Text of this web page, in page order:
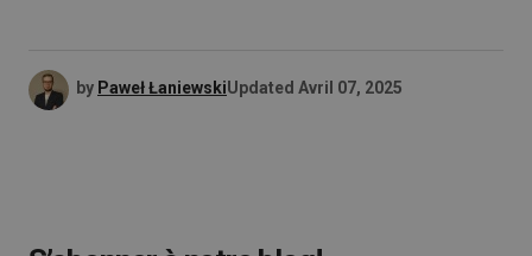
by Paweł ŁaniewskiUpdated Avril 07, 2025